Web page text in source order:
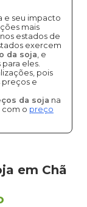
e seu impacto
mais
nos estados de
exercem
da soja, e
eles.
pois
preços e
da soja na
com o preço
em Chã